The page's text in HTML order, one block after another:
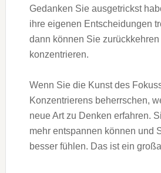
Gedanken Sie ausgetrickst
ihre eigenen Entscheidungen
dann können Sie
konzentrieren.
Wenn Sie die Kunst des
Konzentrierens beherrschen,
neue Art zu Denken erfahren.
mehr entspannen können und
besser fühlen. Das ist ein